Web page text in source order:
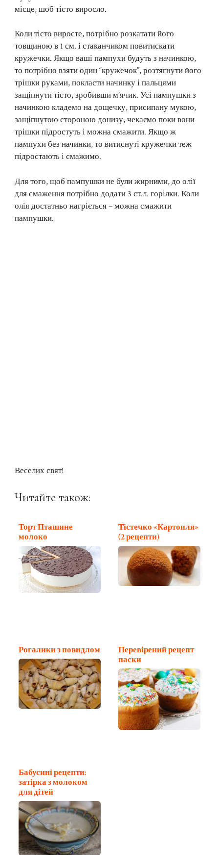
місце, шоб тісто виросло.
Коли тісто виросте, потрібно розкатати його
товщиною в 1 см. і стаканчиком повитискати
кружечки. Якщо ваші пампухи будуть з начинкою,
то потрібно взяти один “кружечок”, розтягнути його
трішки руками, покласти начинку і пальцями
защіпнути тісто, зробивши м’ячик. Усі пампушки з
начинкою кладемо на дощечку, присипану мукою,
защіпнутою стороною донизу, чекаємо поки вони
трішки підростуть і можна смажити. Якщо ж
пампухи без начинки, то витиснуті кружечки теж
підростають і смажимо.
Для того, щоб пампушки не були жирними, до олії
для смаження потрібно додати 3 ст.л. горілки. Коли
олія достатньо нагріється – можна смажити
пампушки.
Веселих свят!
Читайте також:
Торт Пташине
молоко
Тістечко «Картопля»
(2 рецепти)
Рогалики з повидлом
Перевірений рецепт
паски
Бабусині рецепти:
затірка з молоком
для дітей